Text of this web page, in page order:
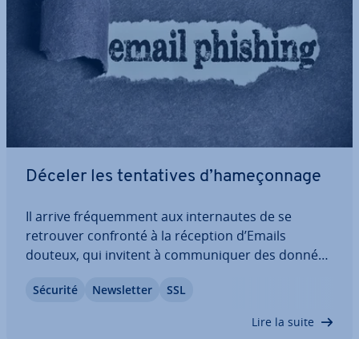
Déceler les ten­ta­tives d’ha­me­çon­nage
Il arrive fré­quem­ment aux in­ter­nautes de se
retrouver confronté à la réception d’Emails
douteux, qui invitent à com­mu­ni­quer des données
Ces ten­ta­tives de ha­me­çon­nage sont un véritable
Sécurité News­let­ter SSL
Lire la suite